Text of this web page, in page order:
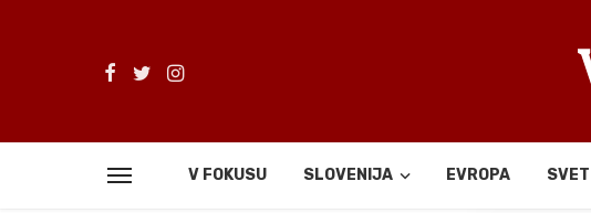
V FOKUSU SLOVENIJA EVROPA SVET
Deli